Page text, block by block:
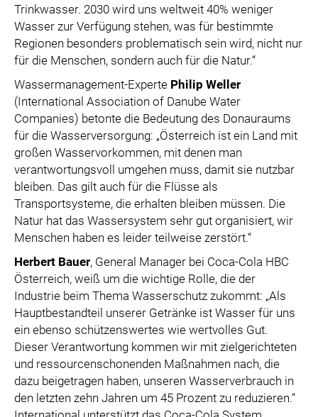
Trinkwasser. 2030 wird uns weltweit 40% weniger
Wasser zur Verfügung stehen, was für bestimmte
Regionen besonders problematisch sein wird, nicht nur
für die Menschen, sondern auch für die Natur.“
Wassermanagement-Experte Philip Weller
(International Association of Danube Water
Companies) betonte die Bedeutung des Donauraums
für die Wasserversorgung: „Österreich ist ein Land mit
großen Wasservorkommen, mit denen man
verantwortungsvoll umgehen muss, damit sie nutzbar
bleiben. Das gilt auch für die Flüsse als
Transportsysteme, die erhalten bleiben müssen. Die
Natur hat das Wassersystem sehr gut organisiert, wir
Menschen haben es leider teilweise zerstört.“
Herbert Bauer, General Manager bei Coca-Cola HBC
Österreich, weiß um die wichtige Rolle, die der
Industrie beim Thema Wasserschutz zukommt: „Als
Hauptbestandteil unserer Getränke ist Wasser für uns
ein ebenso schützenswertes wie wertvolles Gut.
Dieser Verantwortung kommen wir mit zielgerichteten
und ressourcenschonenden Maßnahmen nach, die
dazu beigetragen haben, unseren Wasserverbrauch in
den letzten zehn Jahren um 45 Prozent zu reduzieren.“